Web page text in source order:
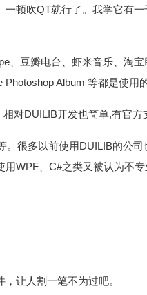
顿吹QT就行了。我学它有
豆瓣电台、虾米音乐、淘宝
Album 等都是使用
对DUILIB开发也简单,有官方
很多以前使用DUILIB的公
WPF、C#之类又被认为不专
让人割一笔不为过吧。